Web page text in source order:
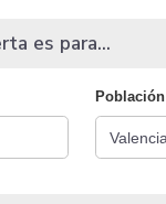
es para...
Población